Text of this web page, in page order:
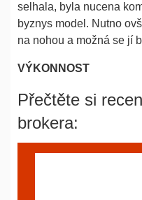
selhala, byla nucena
byznys model. Nutno
na nohou a možná se jí
VÝKONNOST
Přečtěte si
brokera: